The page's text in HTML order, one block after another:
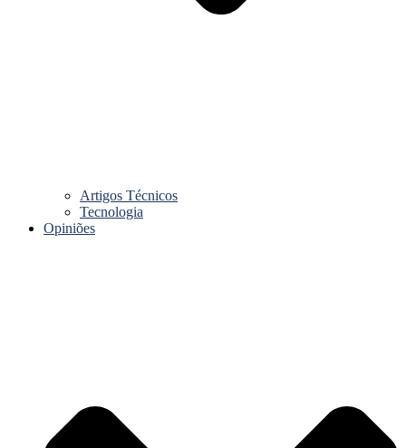
Artigos Técnicos
Tecnologia
Opiniões